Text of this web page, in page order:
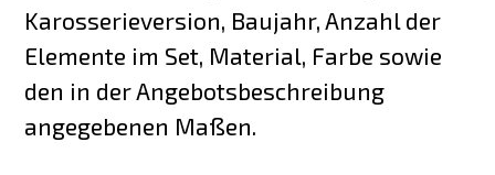
Karosserieversion, Baujahr, Anzahl der
Elemente im Set, Material, Farbe sowie
den in der Angebotsbeschreibung
angegebenen Maßen.